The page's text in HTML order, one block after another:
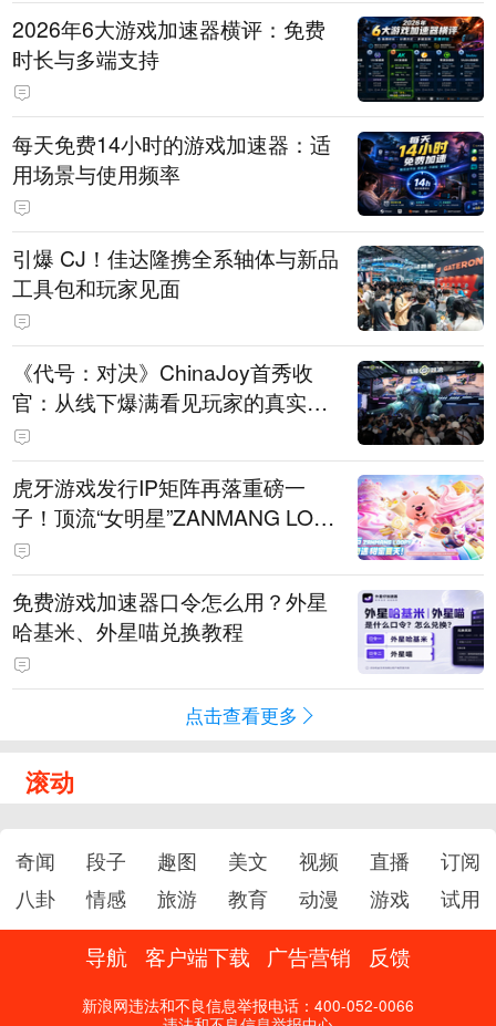
2026年6大游戏加速器横评：免费
时长与多端支持
每天免费14小时的游戏加速器：适
用场景与使用频率
引爆 CJ！佳达隆携全系轴体与新品
工具包和玩家见面
《代号：对决》ChinaJoy首秀收
官：从线下爆满看见玩家的真实期
待
虎牙游戏发行IP矩阵再落重磅一
子！顶流“女明星”ZANMANG LOO
PY 正版3D消除手游《消消奇遇》
惊喜曝光
免费游戏加速器口令怎么用？外星
哈基米、外星喵兑换教程
点击查看更多
滚动
奇闻 段子 趣图 美文 视频 直播
订阅
八卦
情感 旅游 教育 动漫 游戏 试用
导航 客户端下载 广告营销 反馈
新浪网违法和不良信息举报电话：400-052-0066